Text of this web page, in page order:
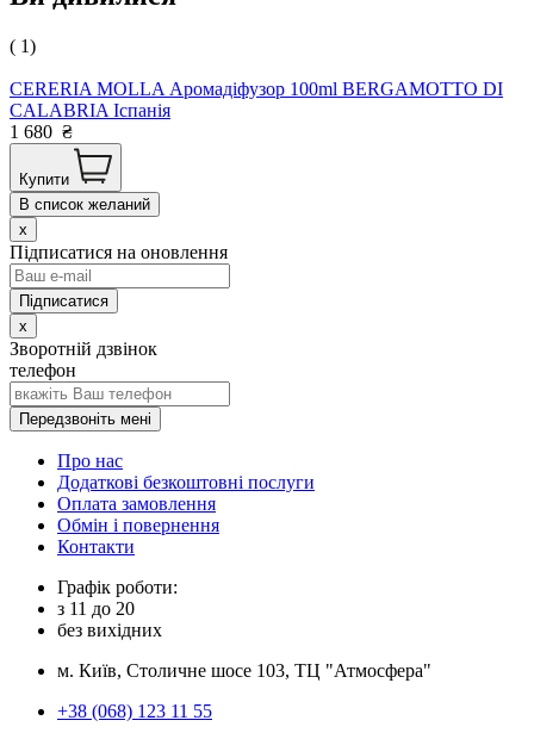
( 1)
CERERIA MOLLA Аромадіфузор 100ml BERGAMOTTO DI
CALABRIA Іспанія
1 680 ₴
Купити
В список желаний
x
Підписатися на оновлення
x
Зворотній дзвінок
телефон
Передзвоніть мені
Про нас
Додаткові безкоштовні послуги
Оплата замовлення
Обмін і повернення
Контакти
Графік роботи:
з 11 до 20
без вихідних
м. Київ, Столичне шосе 103, ТЦ "Атмосфера"
+38 (068) 123 11 55